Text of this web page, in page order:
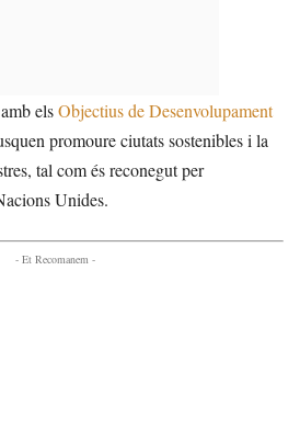
elsObjectius de Desenvolupament
promoure ciutats sostenibles i la
tal com és reconegut per
Unides.
- Et Recomanem -